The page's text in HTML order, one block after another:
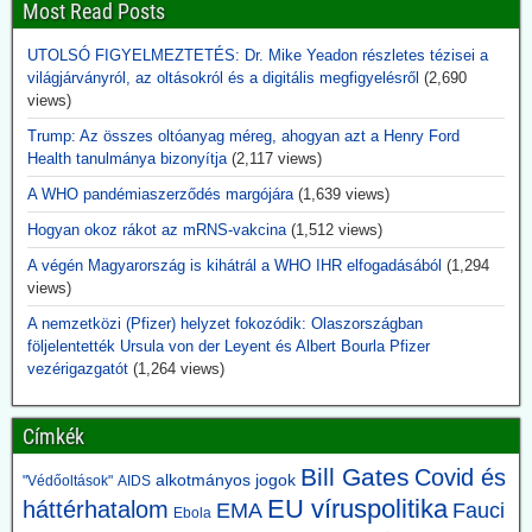
2026.06.14. uncutnews.ch: Tulsi Gabbard, USA
Nemzeti Titkosszolgálat (ODNI) igazgató: 40
titkos virológia laboratórium Ukrajnában
Az Egyesült Államok világszerte több mint 120 laboratóriumot
támogatott több mint 30 országban – köztük több mint 40
intézményt Ukrajnában. A nyilvánosságra hozott dokumentumokból
az is kiderül, hogy ezek a laboratóriumok rendkívül veszélyes
kórokozókkal dolgoztak, és az Egyesült Államok biológiai
biztonsági feltételek mellett végzett tevékenységekre képezte ki az
ukrán tudósokat.
Aki eddig ezt szóba hozta, megkapta jelzőjét: Alusipkás
összeesküvés-teoretikus.
2026.06.14. JonFleetwood.com: A CDC csöndben
beismeri, hogy a génszekvenálás önmagában
nem bizonyítja a vírusátvitelt
A CDC a legújabb USA kanyaróesetek kapcsán csöndben beismeri,
hogy a génszekvenálás eredményei önmagukban nem tekinthetők
elegendő bizonyítéknak a vírusátvitel mellett, mégha a genomok
nagyon hasonlók is.
Mint tudjuk, az összes korlátozó intézkedés egyedül a PCR-
Most Read Posts
UTOLSÓ FIGYELMEZTETÉS: Dr. Mike Yeadon részletes tézisei a
világjárványról, az oltásokról és a digitális megfigyelésről (2,690
views)
Trump: Az összes oltóanyag méreg, ahogyan azt a Henry Ford
Health tanulmánya bizonyítja (2,117 views)
A WHO pandémiaszerződés margójára (1,639 views)
Hogyan okoz rákot az mRNS-vakcina (1,512 views)
A végén Magyarország is kihátrál a WHO IHR elfogadásából (1,294
views)
A nemzetközi (Pfizer) helyzet fokozódik: Olaszországban
följelentették Ursula von der Leyent és Albert Bourla Pfizer
vezérigazgatót (1,264 views)
Címkék
"Védőoltások" AIDS alkotmányos jogok Bill Gates Covid és
háttérhatalom Ebola EMA EU víruspolitika Fauci